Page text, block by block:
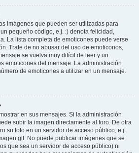
imágenes que pueden ser utilizadas para
pequeño código, e.j. :) denota felicidad,
La lista completa de emoticones puede verse
Trate de no abusar del uso de emoticonos,
se vuelva muy difícil de leer y un
emoticones del mensaje. La administración
de emoticones a utilizar en un mensaje.
en sus mensajes. Si la administración
subir la imagen directamente al foro. De otra
su foto en un servidor de acceso público, e.j.
No puede publicar imágenes que se
que sea un servidor de acceso público) ni